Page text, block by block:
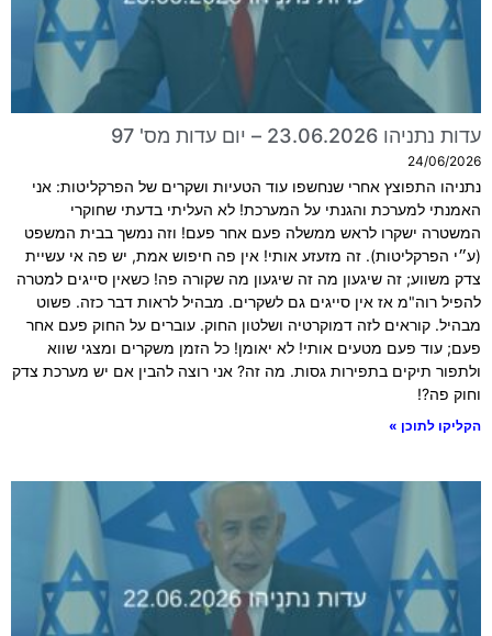
עדות נתניהו 23.06.2026 – יום עדות מס' 97
24/06/2026
נתניהו התפוצץ אחרי שנחשפו עוד הטעיות ושקרים של הפרקליטות: אני
האמנתי למערכת והגנתי על המערכת! לא העליתי בדעתי שחוקרי
המשטרה ישקרו לראש ממשלה פעם אחר פעם! וזה נמשך בבית המשפט
(ע״י הפרקליטות). זה מזעזע אותי! אין פה חיפוש אמת, יש פה אי עשיית
צדק משווע; זה שיגעון מה זה שיגעון מה שקורה פה! כשאין סייגים למטרה
להפיל רוה"מ אז אין סייגים גם לשקרים. מבהיל לראות דבר כזה. פשוט
מבהיל. קוראים לזה דמוקרטיה ושלטון החוק. עוברים על החוק פעם אחר
פעם; עוד פעם מטעים אותי! לא יאומן! כל הזמן משקרים ומצגי שווא
ולתפור תיקים בתפירות גסות. מה זה? אני רוצה להבין אם יש מערכת צדק
וחוק פה?!
הקליקו לתוכן »